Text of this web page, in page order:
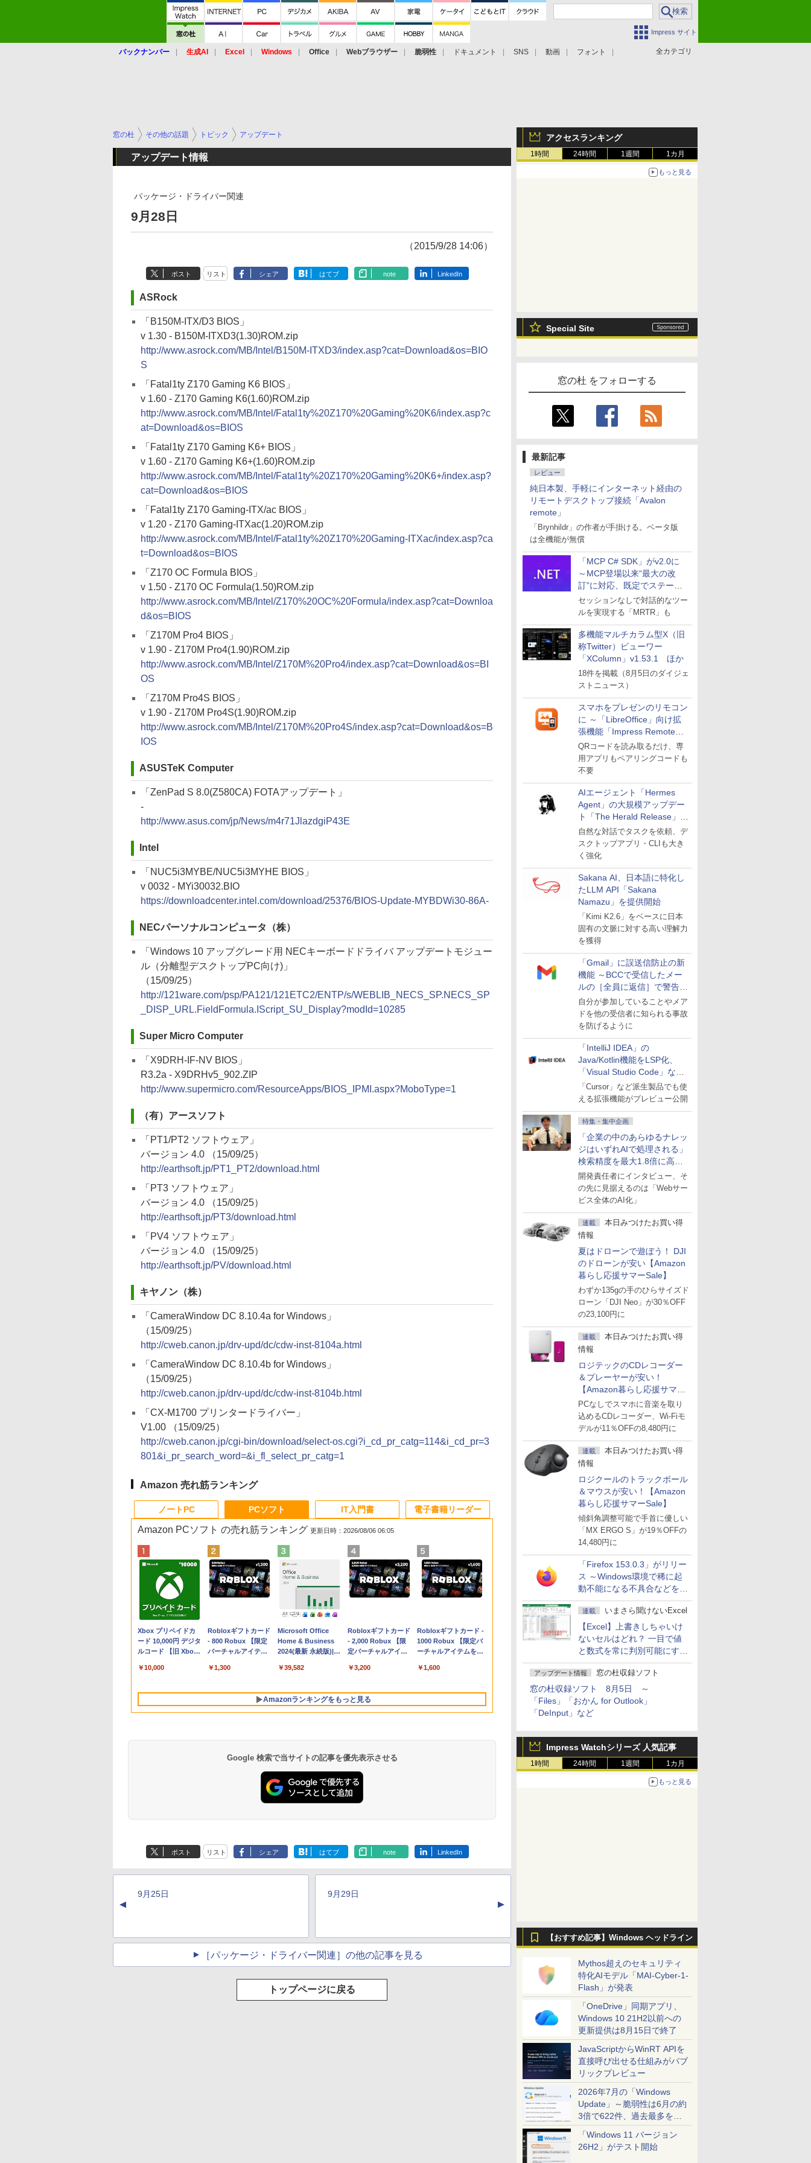
Impress サイト
全カテゴリ
バックナンバー 生成AI Excel Windows Office Webブラウザー 脆弱性 ドキュメント SNS 動画 フォント
アクセスランキング
1時間 24時間 1週間 1カ月
もっと見る
Special Site
窓の杜 をフォローする
最新記事
レビュー
純日本製、手軽にインターネット経由の
リモートデスクトップ接続「Avalon
remote」
「Brynhildr」の作者が手掛ける。ベータ版
は全機能が無償
「MCP C# SDK」がv2.0に
～MCP登場以来“最大の改
訂”に対応、既定でステート
レスへ
セッションなしで対話的なツー
ルを実現する「MRTR」も
多機能マルチカラム型X（旧
称Twitter）ビューワー
「XColumn」v1.53.1 ほか
18件を掲載（8月5日のダイジェ
ストニュース）
スマホをプレゼンのリモコン
に ～「LibreOffice」向け拡
張機能「Impress Remote」
が公開
QRコードを読み取るだけ、専
用アプリもペアリングコードも
不要
AIエージェント「Hermes
Agent」の大規模アップデー
ト「The Herald Release」が
公開
自然な対話でタスクを依頼、デ
スクトップアプリ・CLIも大き
く強化
Sakana AI、日本語に特化し
たLLM API「Sakana
Namazu」を提供開始
「Kimi K2.6」をベースに日本
固有の文脈に対する高い理解力
を獲得
「Gmail」に誤送信防止の新
機能 ～BCCで受信したメー
ルの［全員に返信］で警告を
表示
自分が参加していることやメア
ドを他の受信者に知られる事故
を防げるように
「IntelliJ IDEA」の
Java/Kotlin機能をLSP化、
「Visual Studio Code」など
にも開放
「Cursor」など派生製品でも使
える拡張機能がプレビュー公開
特集・集中企画
「企業の中のあらゆるナレッ
ジはいずれAIで処理される」
検索精度を最大1.8倍に高め
た「GMO AI RAG」は無償の
OSS版で「1社1RAG」を目
指す
開発責任者にインタビュー、そ
の先に見据えるのは「Webサー
ビス全体のAI化」
連載
本日みつけたお買い得
情報
夏はドローンで遊ぼう！ DJI
のドローンが安い【Amazon
暮らし応援サマーSale】
わずか135gの手のひらサイズド
ローン「DJI Neo」が30％OFF
の23,100円に
連載
本日みつけたお買い得
情報
ロジテックのCDレコーダー
＆プレーヤーが安い！
【Amazon暮らし応援サマー
Sale】
PCなしでスマホに音楽を取り
込めるCDレコーダー、Wi-Fiモ
デルが11％OFFの8,480円に
連載
本日みつけたお買い得
情報
ロジクールのトラックボール
＆マウスが安い！【Amazon
暮らし応援サマーSale】
傾斜角調整可能で手首に優しい
「MX ERGO S」が19％OFFの
14,480円に
「Firefox 153.0.3」がリリー
ス ～Windows環境で稀に起
動不能になる不具合などを解
決
連載 いまさら聞けないExcel
【Excel】上書きしちゃいけ
ないセルはどれ？ 一目で値
と数式を常に判別可能にする
方法
アップデート情報 窓の杜収録ソフト
窓の杜収録ソフト 8月5日 ～
「Files」「おかん for Outlook」
「DeInput」など
Impress Watchシリーズ 人気記事
1時間 24時間 1週間 1カ月
もっと見る
【おすすめ記事】Windows ヘッドライン
Mythos超えのセキュリティ
特化AIモデル「MAI-Cyber-1-
Flash」が発表
「OneDrive」同期アプリ、
Windows 10 21H2以前への
更新提供は8月15日で終了
JavaScriptからWinRT APIを
直接呼び出せる仕組みがパブ
リックプレビュー
2026年7月の「Windows
Update」～脆弱性は6月の約
3倍で622件、過去最多を大
幅に更新
「Windows 11 バージョン
26H2」がテスト開始
窓の杜 その他の話題 トピック アップデート
アップデート情報
パッケージ・ドライバー関連
9月28日
（2015/9/28 14:06）
ポスト リスト シェア はてブ note LinkedIn
ASRock
「B150M-ITX/D3 BIOS」
v 1.30 - B150M-ITXD3(1.30)ROM.zip
http://www.asrock.com/MB/Intel/B150M-ITXD3/index.asp?cat=Download&os=BIO
S
「Fatal1ty Z170 Gaming K6 BIOS」
v 1.60 - Z170 Gaming K6(1.60)ROM.zip
http://www.asrock.com/MB/Intel/Fatal1ty%20Z170%20Gaming%20K6/index.asp?c
at=Download&os=BIOS
「Fatal1ty Z170 Gaming K6+ BIOS」
v 1.60 - Z170 Gaming K6+(1.60)ROM.zip
http://www.asrock.com/MB/Intel/Fatal1ty%20Z170%20Gaming%20K6+/index.asp?
cat=Download&os=BIOS
「Fatal1ty Z170 Gaming-ITX/ac BIOS」
v 1.20 - Z170 Gaming-ITXac(1.20)ROM.zip
http://www.asrock.com/MB/Intel/Fatal1ty%20Z170%20Gaming-ITXac/index.asp?ca
t=Download&os=BIOS
「Z170 OC Formula BIOS」
v 1.50 - Z170 OC Formula(1.50)ROM.zip
http://www.asrock.com/MB/Intel/Z170%20OC%20Formula/index.asp?cat=Downloa
d&os=BIOS
「Z170M Pro4 BIOS」
v 1.90 - Z170M Pro4(1.90)ROM.zip
http://www.asrock.com/MB/Intel/Z170M%20Pro4/index.asp?cat=Download&os=BI
OS
「Z170M Pro4S BIOS」
v 1.90 - Z170M Pro4S(1.90)ROM.zip
http://www.asrock.com/MB/Intel/Z170M%20Pro4S/index.asp?cat=Download&os=B
IOS
ASUSTeK Computer
「ZenPad S 8.0(Z580CA) FOTAアップデート」
-
http://www.asus.com/jp/News/m4r71JlazdgiP43E
Intel
「NUC5i3MYBE/NUC5i3MYHE BIOS」
v 0032 - MYi30032.BIO
https://downloadcenter.intel.com/download/25376/BIOS-Update-MYBDWi30-86A-
NECパーソナルコンピュータ（株）
「Windows 10 アップグレード用 NECキーボードドライバ アップデートモジュー
ル（分離型デスクトップPC向け)」
（15/09/25）
http://121ware.com/psp/PA121/121ETC2/ENTP/s/WEBLIB_NECS_SP.NECS_SP
_DISP_URL.FieldFormula.IScript_SU_Display?modId=10285
Super Micro Computer
「X9DRH-IF-NV BIOS」
R3.2a - X9DRHv5_902.ZIP
http://www.supermicro.com/ResourceApps/BIOS_IPMI.aspx?MoboType=1
（有）アースソフト
「PT1/PT2 ソフトウェア」
バージョン 4.0 （15/09/25）
http://earthsoft.jp/PT1_PT2/download.html
「PT3 ソフトウェア」
バージョン 4.0 （15/09/25）
http://earthsoft.jp/PT3/download.html
「PV4 ソフトウェア」
バージョン 4.0 （15/09/25）
http://earthsoft.jp/PV/download.html
キヤノン（株）
「CameraWindow DC 8.10.4a for Windows」
（15/09/25）
http://cweb.canon.jp/drv-upd/dc/cdw-inst-8104a.html
「CameraWindow DC 8.10.4b for Windows」
（15/09/25）
http://cweb.canon.jp/drv-upd/dc/cdw-inst-8104b.html
「CX-M1700 プリンタードライバー」
V1.00 （15/09/25）
http://cweb.canon.jp/cgi-bin/download/select-os.cgi?i_cd_pr_catg=114&i_cd_pr=3
801&i_pr_search_word=&i_fl_select_pr_catg=1
Amazon 売れ筋ランキング
ノートPC
Apple 2026
MacBook Neo A18
Proチップ搭載13イ
AIとApple
設計、Liquid Retina
ユニファイドメモ
￥137,800
tomtoc 360°保護
15.6 16インチ パソコ
ンケース Dell NEC
dynabook Lenovo
￥2,952
Apple 2026
MacBook Air M5チ
ップ搭載13インチノ
Apple Intelligence、
Retinaディスプレ
イ、24GBユニファイ
ドメモリ、1TB
ルー + 3年延長
AppleCare+ for 13イ
ンチMacBook
Air(M5)|ダウンロー
ド版
￥331,701
【Amazon.co.jp限
定】 HP ノートパソ
コン 15-fd 15.6イン
512GB SSD インテ
￥129,800
FMV ノートパソコン
WE1-K3 (MS 365
Personal/Copilotキー
型/Core i5/16GB/SSD
FMVWK3E15W_AZ
￥119,800
PCソフト
Amazon PCソフト の売れ筋ランキング 更新日時：2026/08/06 06:05
Xbox プリペイドカ
ード 10,000円 デジタ
ルコード 【旧 Xbox
ラインコード]
￥10,000
Robloxギフトカード
- 800 Robux 【限定
バーチャルアイテム
ンゲームコード】 ロ
インコード版
￥1,300
Microsoft Office
Home & Business
2024(最新 永続版)|オ
版|Windows11、
￥39,582
Robloxギフトカード
- 2,000 Robux 【限
定バーチャルアイテ
インゲームコード】
ラインコード版
￥3,200
Robloxギフトカード -
1000 Robux 【限定バ
ーチャルアイテムを含
ムコード】 ロブロック
版
￥1,600
Amazonランキングをもっと見る
IT入門書
￥1,766
出す プロンプトの言
葉 AI画像生成シリー
Labo)
￥99
非エンジニア 初心者
素人 でも安心 使い方
もコンテンツ作成に
非エンジニアのため
￥99
ハードウェア・市販
ソフトウェアのパー
新エミュレータ紹介
￥1,600
ザイン入門講座［第2
版］
￥2,326
電子書籍リーダー
7インチディスプレ
イ、色調調節ライ
テリー、広告なし、
￥27,980
ない、大きな画面で
読みやすい、6週間持
チディスプレイ電子
￥19,980
ション (32GB) 7イン
チディスプレイ、明
調節ライト、12週間
告なし、メタリック
￥32,980
トレージ、防水、7イ
ンチカラーディスプ
ト、最大8週間持続バ
し、ブラック (2025
￥39,980
インチカラーディスプ
レイ、64GBストレー
明るさ自動調整、色調
￥115,980
Google 検索で当サイトの記事を優先表示させる
ポスト リスト シェア はてブ note LinkedIn
▲
9月25日 9月29日
▲
［パッケージ・ドライバー関連］の他の記事を見る
トップページに戻る